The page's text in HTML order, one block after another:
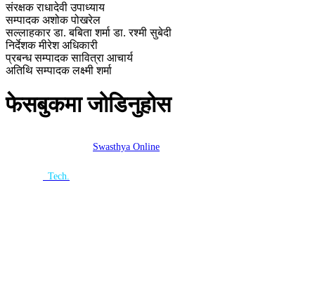
संरक्षकराधादेवी उपाध्याय
सम्पादकअशोक पोखरेल
सल्लाहकार डा. बबिता शर्माडा. रश्मी सुबेदी
निर्देशक मीरेश अधिकारी
प्रबन्ध सम्पादक सावित्रा आचार्य
अतिथि सम्पादकलक्ष्मी शर्मा
फेसबुकमा जोडिनुहोस
Swasthya Online
Tech.